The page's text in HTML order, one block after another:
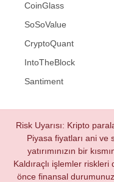
CoinGlass
SoSoValue
CryptoQuant
IntoTheBlock
Santiment
Risk Uyarısı: Kripto
Piyasa fiyatları ani ve
yatırımınızın bir
Kaldıraçlı işlemler riskleri
önce finansal